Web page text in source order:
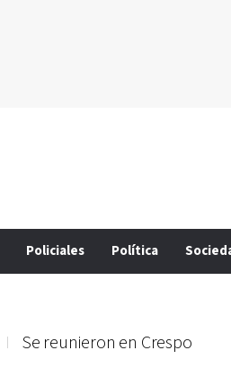
Policiales Política
Se reunieron en Crespo